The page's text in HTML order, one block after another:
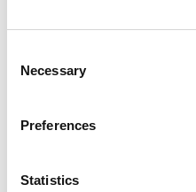
Selection
Necessary
Preferences
Statistics
Beschreibung
Spezialitätenlösemittel